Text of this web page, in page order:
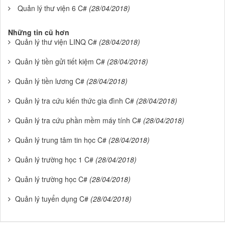
Quản lý thư viện 6 C# (28/04/2018)
Những tin cũ hơn
Quản lý thư viện LINQ C# (28/04/2018)
Quản lý tiền gửi tiết kiệm C# (28/04/2018)
Quản lý tiền lương C# (28/04/2018)
Quản lý tra cứu kiến thức gia đình C# (28/04/2018)
Quản lý tra cứu phần mềm máy tính C# (28/04/2018)
Quản lý trung tâm tin học C# (28/04/2018)
Quản lý trường học 1 C# (28/04/2018)
Quản lý trường học C# (28/04/2018)
Quản lý tuyển dụng C# (28/04/2018)